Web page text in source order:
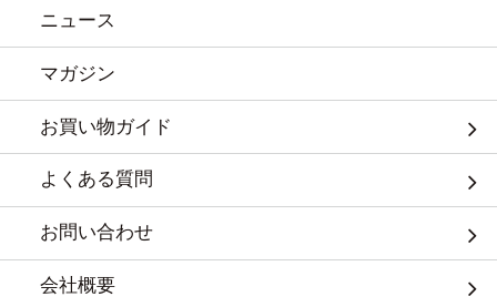
ニュース
マガジン
お買い物ガイド
よくある質問
お問い合わせ
会社概要